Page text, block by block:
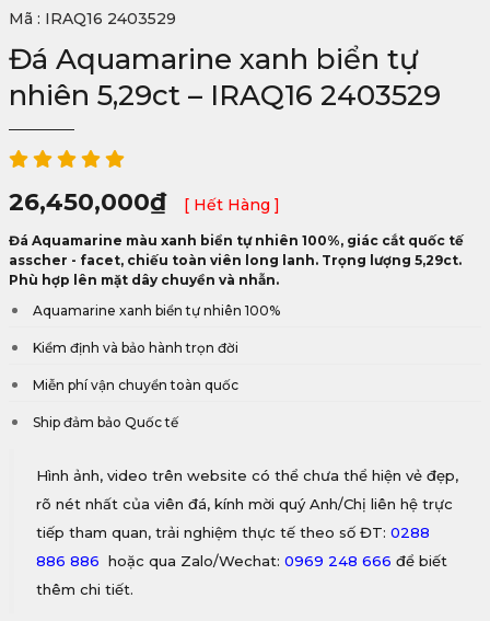
Mã : IRAQ16 2403529
Đá Aquamarine xanh biển tự
nhiên 5,29ct – IRAQ16 2403529
26,450,000₫ [ Hết Hàng ]
Đá Aquamarine màu xanh biển tự nhiên 100%, giác cắt quốc tế
asscher - facet, chiếu toàn viên long lanh. Trọng lượng 5,29ct.
Phù hợp lên mặt dây chuyền và nhẫn.
Aquamarine xanh biển tự nhiên 100%
Kiểm định và bảo hành trọn đời
Miễn phí vận chuyển toàn quốc
Ship đảm bảo Quốc tế
Hình ảnh, video trên website có thể chưa thể hiện vẻ đẹp,
rõ nét nhất của viên đá, kính mời quý Anh/Chị liên hệ trực
tiếp tham quan, trải nghiệm thực tế theo số ĐT: 0288
886 886 hoặc qua Zalo/Wechat: 0969 248 666 để biết
thêm chi tiết.